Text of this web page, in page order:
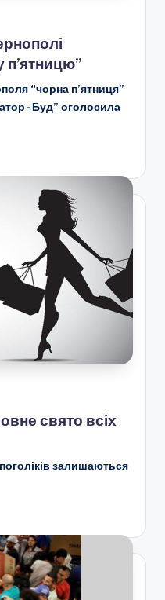
“чорна п’ятниця”
Буд” оголосила
свято всіх
залишаються